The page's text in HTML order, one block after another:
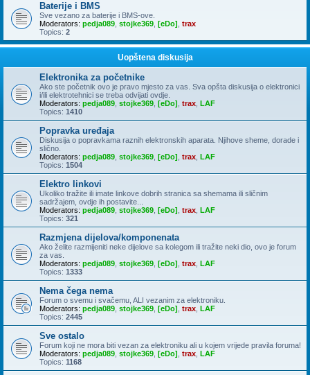
Baterije i BMS
Sve vezano za baterije i BMS-ove.
Moderators: pedja089 stojke369 [eDo] trax
Topics: 2
Uopštena diskusija
Elektronika za početnike
Ako ste početnik ovo je pravo mjesto za vas. Sva opšta diskusija o elektronici
i/ili elektrotehnici se treba odvijati ovdje.
Moderators: pedja089 stojke369 [eDo] trax LAF
Topics: 1410
Popravka uređaja
Diskusija o popravkama raznih elektronskih aparata. Njihove sheme, dorade i
slično.
Moderators: pedja089 stojke369 [eDo] trax LAF
Topics: 1504
Elektro linkovi
Ukoliko tražite ili imate linkove dobrih stranica sa shemama ili sličnim
sadržajem, ovdje ih postavite...
Moderators: pedja089 stojke369 [eDo] trax LAF
Topics: 321
Razmjena dijelova/komponenata
Ako želite razmijeniti neke dijelove sa kolegom ili tražite neki dio, ovo je forum
za vas.
Moderators: pedja089 stojke369 [eDo] trax LAF
Topics: 1333
Nema čega nema
Forum o svemu i svačemu, ALI vezanim za elektroniku.
Moderators: pedja089 stojke369 [eDo] trax LAF
Topics: 2445
Sve ostalo
Forum koji ne mora biti vezan za elektroniku ali u kojem vrijede pravila foruma!
Moderators: pedja089 stojke369 [eDo] trax LAF
Topics: 1168